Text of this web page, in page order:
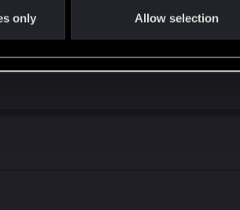
only Allow selection
не увидит этих писем и призов.